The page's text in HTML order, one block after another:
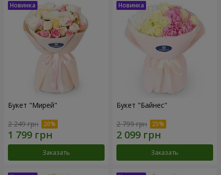
Букет "Мирей"
2 249 грн
Заказать
Букет "Байнес"
2 799 грн
Заказать